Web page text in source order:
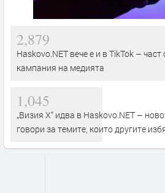
2,879
Haskovo.NET вече е и в TikTok –
кампания на медията
1,045
„Визия Х“ идва в Haskovo.NET –
говори за темите, които другите